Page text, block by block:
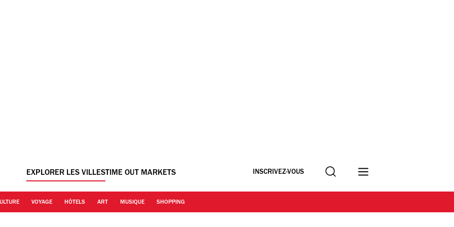
EXPLORER LES VILLESTIME OUT MARKETS INSCRIVEZ-VOUS Recherche
VOYAGE HÔTELS ART MUSIQUE SHOPPING